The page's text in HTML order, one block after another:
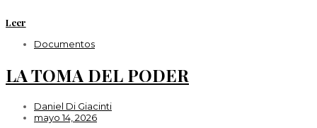
Leer
Documentos
LA TOMA DEL PODER
Daniel Di Giacinti
mayo 14, 2026